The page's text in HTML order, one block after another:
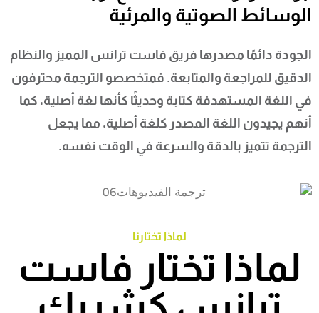
الوسائط الصوتية والمرئية
الجودة دائمًا مصدرها فريق فاست ترانس المميز والنظام
الدقيق للمراجعة والمتابعة. فمتخصصو الترجمة محترفون
في اللغة المستهدفة كتابة وحديثًا كأنها لغة أصلية، كما
أنهم يجيدون اللغة المصدر كلغة أصلية، مما يجعل
الترجمة تتميز بالدقة والسرعة في الوقت نفسه.
لماذا تختارنا
لماذا تختار فاست